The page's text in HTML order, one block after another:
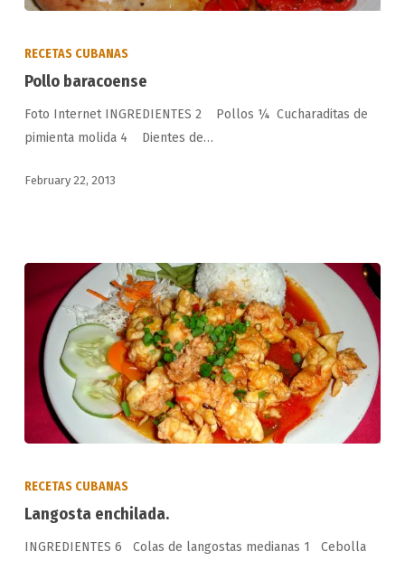
baracoense
RECETAS CUBANAS
Pollo baracoense
Foto Internet INGREDIENTES 2 Pollos ¼ Cucharaditas de
pimienta molida 4 Dientes de…
February 22, 2013
RECETAS CUBANAS
Langosta enchilada.
INGREDIENTES 6 Colas de langostas medianas 1 Cebolla